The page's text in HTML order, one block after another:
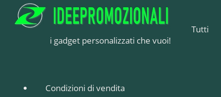
Tutti
i gadget personalizzati che vuoi!
Condizioni di vendita